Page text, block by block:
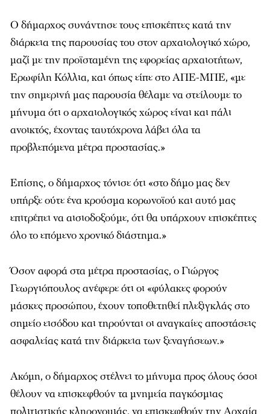
Ο δήμαρχος συνάντησε τους επισκέπτες κατά την
διάρκεια της παρουσίας του στον αρχαιολογικό χώρο,
μαζί με την προϊσταμένη της εφορείας αρχαιοτήτων,
Ερωφίλη Κόλλια, και όπως είπε στοΑΠΕ-ΜΠΕ, «με
την σημερινή μας παρουσία θέλαμε να στείλουμε το
μήνυμα ότι ο αρχαιολογικός χώρος είναι και πάλι
ανοικτός, έχοντας ταυτόχρονα λάβει όλα τα
προβλεπόμενα μέτρα προστασίας.»
Επίσης, ο δήμαρχος τόνισε ότι «στο δήμο μας δεν
υπήρξε ούτε ένα κρούσμα κορωνοϊού και αυτό μας
επιτρέπει να αισιοδοξούμε, ότι θα υπάρχουν επισκέπτες
όλο το επόμενο χρονικό διάστημα.»
Όσον αφορά στα μέτρα προστασίας, ο Γιώργος
Γεωργιόπουλος ανέφερε ότι οι «φύλακες φορούν
μάσκες προσώπου, έχουν τοποθετηθεί πλεξιγκλάς στο
σημείο εισόδου και τηρούνται οι αναγκαίες αποστάσεις
ασφαλείας κατά την διάρκεια των ξεναγήσεων.»
Ακόμη, ο δήμαρχος στέλνει το μήνυμα προς όλους όσοι
θέλουν να επισκεφθούν τα μνημεία παγκόσμιας